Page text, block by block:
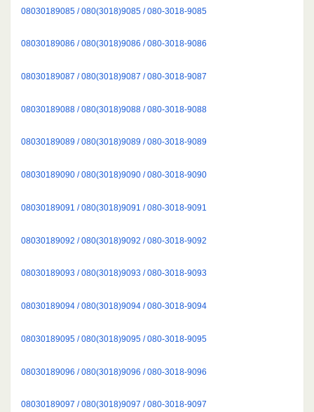
08030189085 / 080(3018)9085 / 080-3018-9085
08030189086 / 080(3018)9086 / 080-3018-9086
08030189087 / 080(3018)9087 / 080-3018-9087
08030189088 / 080(3018)9088 / 080-3018-9088
08030189089 / 080(3018)9089 / 080-3018-9089
08030189090 / 080(3018)9090 / 080-3018-9090
08030189091 / 080(3018)9091 / 080-3018-9091
08030189092 / 080(3018)9092 / 080-3018-9092
08030189093 / 080(3018)9093 / 080-3018-9093
08030189094 / 080(3018)9094 / 080-3018-9094
08030189095 / 080(3018)9095 / 080-3018-9095
08030189096 / 080(3018)9096 / 080-3018-9096
08030189097 / 080(3018)9097 / 080-3018-9097